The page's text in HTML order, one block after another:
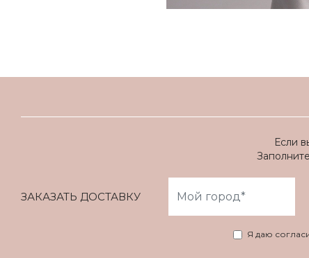
Если
ЗАКАЗАТЬ ДОСТАВКУ
Я даю